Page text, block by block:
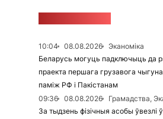
10:04 08.08.2026
Эканоміка
Беларусь могуць падключыць да
праекта першага грузавога
паміж РФ і Пакістанам
09:36
08.08.2026
Грамадства,
За тыдзень фізічныя асобы ўвезлі